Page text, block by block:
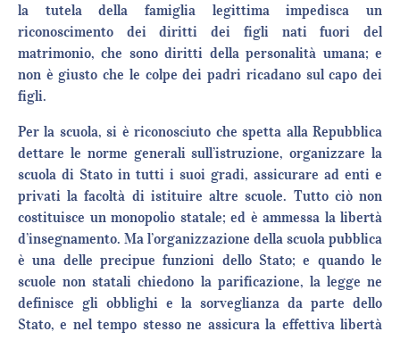
la tutela della famiglia legittima impedisca un
riconoscimento dei diritti dei figli nati fuori del
matrimonio, che sono diritti della personalità umana; e
non è giusto che le colpe dei padri ricadano sul capo dei
figli.
Per la scuola, si è riconosciuto che spetta alla Repubblica
dettare le norme generali sull’istruzione, organizzare la
scuola di Stato in tutti i suoi gradi, assicurare ad enti e
privati la facoltà di istituire altre scuole. Tutto ciò non
costituisce un monopolio statale; ed è ammessa la libertà
d’insegnamento. Ma l’organizzazione della scuola pubblica
è una delle precipue funzioni dello Stato; e quando le
scuole non statali chiedono la parificazione, la legge ne
definisce gli obblighi e la sorveglianza da parte dello
Stato, e nel tempo stesso ne assicura la effettiva libertà